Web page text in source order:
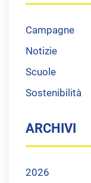
Campagne
Notizie
Scuole
Sostenibilità
ARCHIVI
2026